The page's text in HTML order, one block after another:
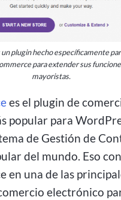
plugin hecho específicamente
para extender sus
mayoristas.
es el plugin de
popular para
de Gestión de
del mundo. Eso
en una de las
electrónico